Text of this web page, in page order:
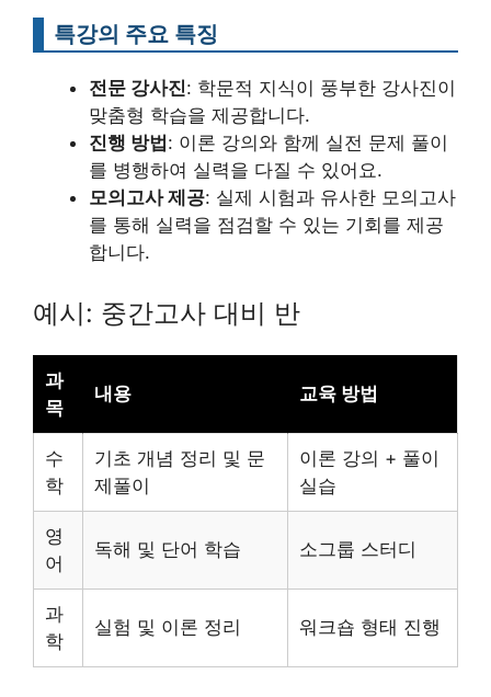
특강의 주요 특징
전문 강사진: 학문적 지식이 풍부한 강사진이
맞춤형 학습을 제공합니다.
진행 방법: 이론 강의와 함께 실전 문제 풀이
를 병행하여 실력을 다질 수 있어요.
모의고사 제공: 실제 시험과 유사한 모의고사
를 통해 실력을 점검할 수 있는 기회를 제공
합니다.
예시: 중간고사 대비 반
과
목
내용 교육 방법
수
학
기초 개념 정리 및 문
제풀이
이론 강의 + 풀이
실습
영
어
독해 및 단어 학습 소그룹 스터디
과
학
실험 및 이론 정리 워크숍 형태 진행